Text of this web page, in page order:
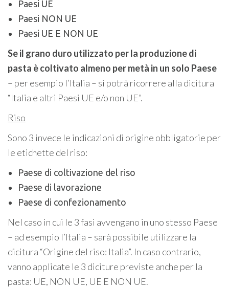
Paesi UE
Paesi NON UE
Paesi UE E NON UE
Se il grano duro utilizzato per la produzione di
pasta è coltivato almeno per metà in un solo Paese
– per esempio l’Italia – si potrà ricorrere alla dicitura
“Italia e altri Paesi UE e/o non UE”.
Riso
Sono 3 invece le indicazioni di origine obbligatorie per
le etichette del riso:
Paese di coltivazione del riso
Paese di lavorazione
Paese di confezionamento
Nel caso in cui le 3 fasi avvengano in uno stesso Paese
– ad esempio l’Italia – sarà possibile utilizzare la
dicitura “Origine del riso: Italia”. In caso contrario,
vanno applicate le 3 diciture previste anche per la
pasta: UE, NON UE, UE E NON UE.